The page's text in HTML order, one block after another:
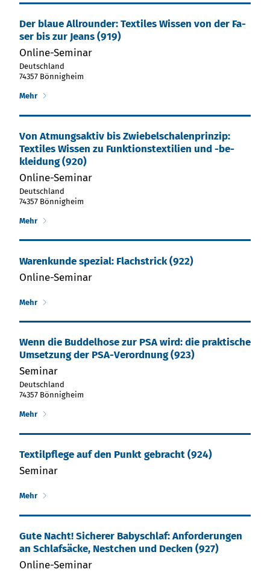
Der blaue All­roun­der: Tex­ti­les Wis­sen von der Fa­
ser bis zur Jeans (919)
Online-Seminar
Deutschland
74357 Bönnigheim
Mehr
Von At­mungs­ak­tiv bis Zwie­bel­scha­len­prin­zip:
Tex­ti­les Wis­sen zu Funk­tions­tex­ti­lien und -be­
klei­dung (920)
Online-Seminar
Deutschland
74357 Bönnigheim
Mehr
Warenkunde spezial: Flachstrick (922)
Online-Seminar
Mehr
Wenn die Bud­del­ho­se zur PSA wird: die prak­ti­sche
Ums­et­zung der PSA-Ver­ord­nung (923)
Seminar
Deutschland
74357 Bönnigheim
Mehr
Textilpflege auf den Punkt gebracht (924)
Seminar
Mehr
Gute Nacht! Sicherer Babyschlaf: Anforderungen
an Schlafsäcke, Nestchen und Decken (927)
Online-Seminar